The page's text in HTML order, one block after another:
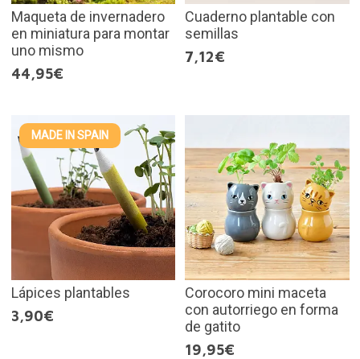
Maqueta de invernadero
en miniatura para montar
uno mismo
44,95€
Cuaderno plantable con
semillas
7,12€
MADE IN SPAIN
Lápices plantables
3,90€
Corocoro mini maceta
con autorriego en forma
de gatito
19,95€